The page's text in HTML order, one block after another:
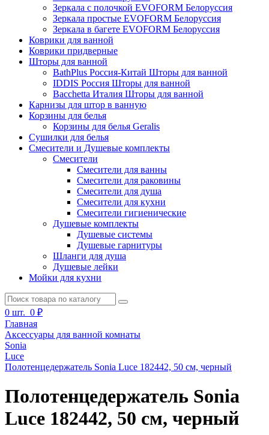
Зеркала с полочкой EVOFORM Белоруссия
Зеркала простые EVOFORM Белоруссия
Зеркала в багете EVOFORM Белоруссия
Коврики для ванной
Коврики придверные
Шторы для ванной
BathPlus Россия-Китай Шторы для ванной
IDDIS Россия Шторы для ванной
Bacchetta Италия Шторы для ванной
Карнизы для штор в ванную
Корзины для белья
Корзины для белья Geralis
Сушилки для белья
Смесители и Душевые комплекты
Смесители
Смесители для ванны
Смесители для раковины
Смесители для душа
Смесители для кухни
Смесители гигиенические
Душевые комплекты
Душевые системы
Душевые гарнитуры
Шланги для душа
Душевые лейки
Мойки для кухни
0 шт. 0 ₽
Главная
Аксессуары для ванной комнаты
Sonia
Luce
Полотенцедержатель Sonia Luce 182442, 50 см, черный
Полотенцедержатель Sonia
Luce 182442, 50 см, черный